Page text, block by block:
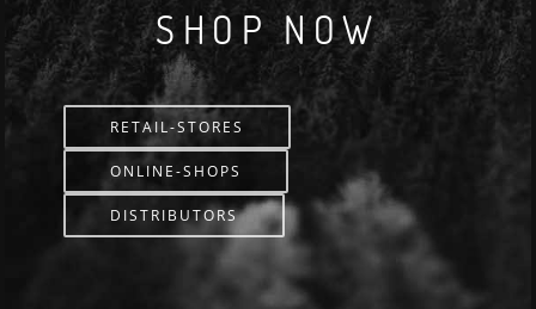
SHOP NOW
RETAIL-STORES
ONLINE-SHOPS
DISTRIBUTORS